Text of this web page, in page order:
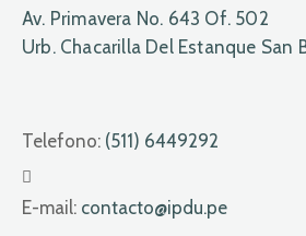
Av. Primavera No. 643 Of. 502
Urb. Chacarilla Del Estanque San
Telefono: (511) 6449292
E-mail: contacto@ipdu.pe